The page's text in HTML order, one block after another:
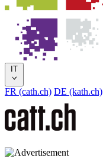
IT
FR (cath.ch) DE (kath.ch)